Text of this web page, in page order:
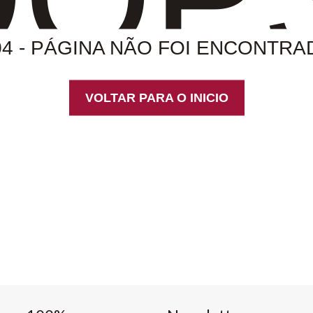
- PÁGINA NÃO FOI
VOLTAR PARA O INICIO